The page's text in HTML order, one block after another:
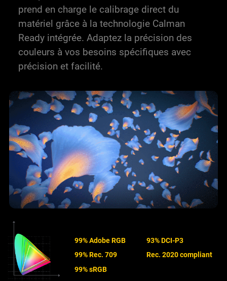
prend en charge le calibrage direct du
matériel grâce à la technologie Calman
Ready intégrée. Adaptez la précision des
couleurs à vos besoins spécifiques avec
précision et facilité.
99% Adobe RGB
93% DCI-P3
99% Rec. 709
Rec. 2020 compliant
99% sRGB